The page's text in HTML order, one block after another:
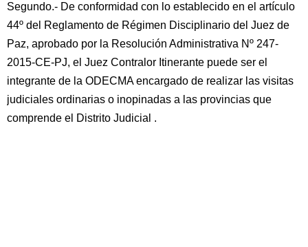
Segundo.- De conformidad con lo establecido en el artículo
44º del Reglamento de Régimen Disciplinario del Juez de
Paz, aprobado por la Resolución Administrativa Nº 247-
2015-CE-PJ, el Juez Contralor Itinerante puede ser el
integrante de la ODECMA encargado de realizar las visitas
judiciales ordinarias o inopinadas a las provincias que
comprende el Distrito Judicial .